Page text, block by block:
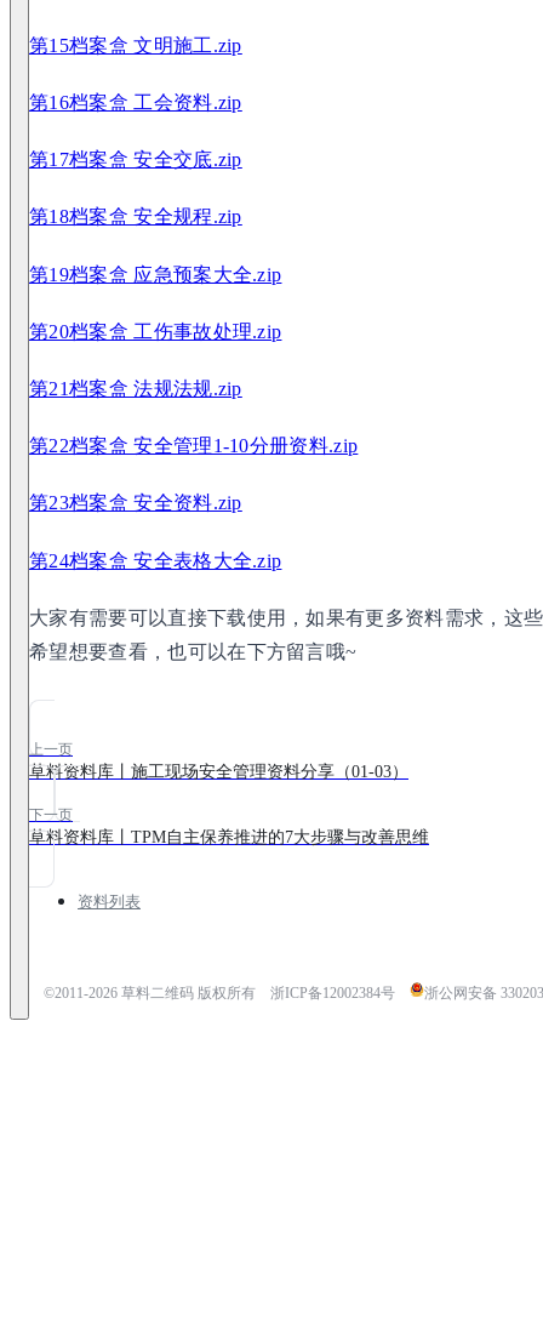
第15档案盒 文明施工.zip
第16档案盒 工会资料.zip
第17档案盒 安全交底.zip
第18档案盒 安全规程.zip
第19档案盒 应急预案大全.zip
第20档案盒 工伤事故处理.zip
第21档案盒 法规法规.zip
第22档案盒 安全管理1-10分册资料.zip
第23档案盒 安全资料.zip
第24档案盒 安全表格大全.zip
大家有需要可以直接下载使用，如果有更多资料需求，这
希望想要查看，也可以在下方留言哦~
上一页
草料资料库丨施工现场安全管理资料分享（01-03）
下一页
草料资料库丨TPM自主保养推进的7大步骤与改善思维
资料列表
©2011-2026草料二维码 版权所有 浙ICP备12002384号 浙公网安备